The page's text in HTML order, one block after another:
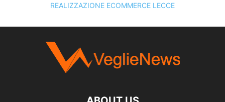
REALIZZAZIONE ECOMMERCE LECCE
SCOPRI I SERVIZI DIKINGART.IT